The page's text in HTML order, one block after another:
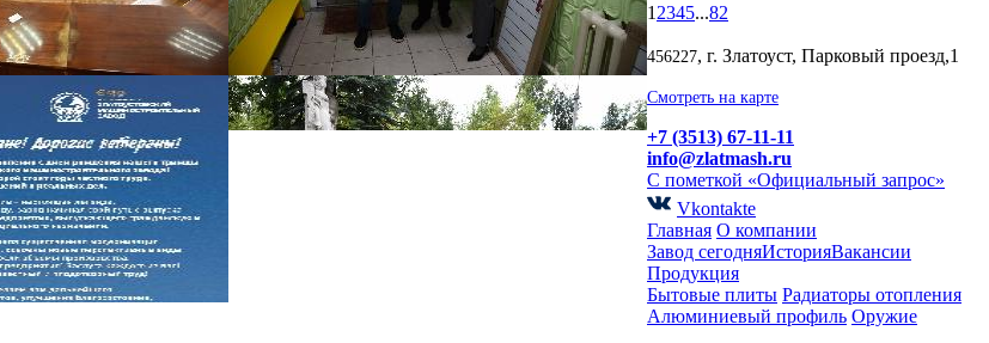
1 2345...82
456227, г. Златоуст, Парковый проезд,1
Смотреть на карте
+7 (3513) 67-11-11
info@zlatmash.ru
С пометкой «Официальный запрос»
Vkontakte
Главная О компании
Завод сегодняИсторияВакансии
Продукция
Бытовые плиты Радиаторы отопления
Алюминиевый профиль Оружие